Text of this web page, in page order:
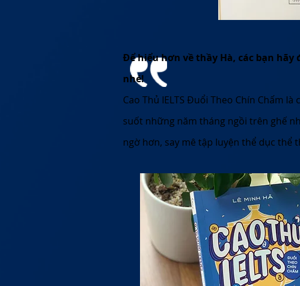
Để hiểu hơn về thầy Hà, các bạn
nhé!
Cao Thủ IELTS Đuổi Theo Chín Chấm
suốt những năm tháng ngồi trên ghế
ngờ hơn, say mê tập luyện thể dục thể